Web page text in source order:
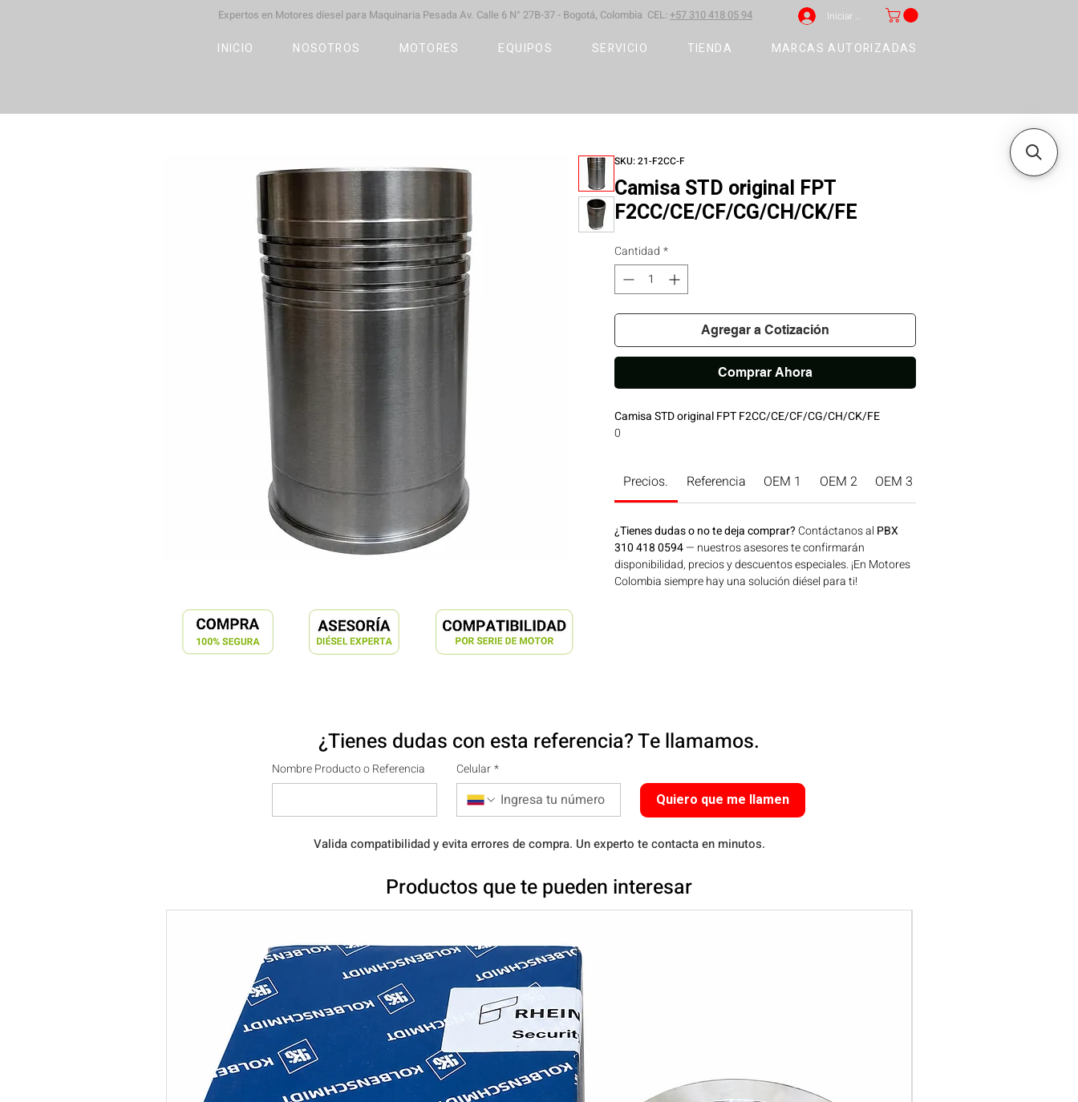
Expertos en Motores díesel para Maquinaria Pesada Av. Calle 6 N° 27B-37 - Bogotá, Colombia CEL: +57 310 418 05 94 Iniciar sesión
INICIO NOSOTROS MOTORES EQUIPOS SERVICIO TIENDA MARCAS AUTORIZADAS
SKU: 21-F2CC-F
Camisa STD original FPT
F2CC/CE/CF/CG/CH/CK/FE
Cantidad *
Agregar a Cotización
Comprar Ahora
Camisa STD original FPT F2CC/CE/CF/CG/CH/CK/FE
0
Precios. Referencia OEM 1 OEM 2 OEM 3
¿Tienes dudas o no te deja comprar? Contáctanos al PBX
310 418 0594— nuestros asesores te confirmarán
disponibilidad, precios y descuentos especiales. ¡En Motores
Colombia siempre hay una solución diésel para ti!
¿Tienes dudas con esta referencia? Te llamamos.
Nombre Producto o Referencia Celular *
Quiero que me llamen
Valida compatibilidad y evita errores de compra. Un experto te contacta en minutos.
Productos que te pueden interesar